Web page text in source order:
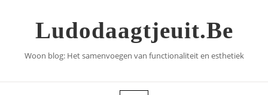
Ludodaagtjeuit.be
Woon blog: Het samenvoegen van functionaliteit en esthetiek